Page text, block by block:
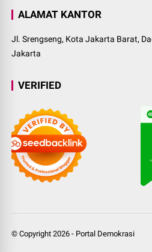
ALAMAT KANTOR
Jl. Srengseng, Kota Jakarta Barat,
Jakarta
VERIFIED
© Copyright2026 - Portal Demokrasi